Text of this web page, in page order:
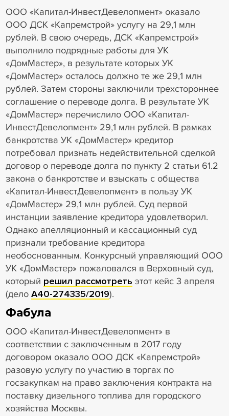
ООО «Капитал-ИнвестДевелопмент» оказало
ООО ДСК «Капремстрой» услугу на 29,1 млн
рублей. В свою очередь, ДСК «Капремстрой»
выполнило подрядные работы для УК
«ДомМастер», в результате которых УК
«ДомМастер» осталось должно те же 29,1 млн
рублей. Затем стороны заключили трехстороннее
соглашение о переводе долга. В результате УК
«ДомМастер» перечислило ООО «Капитал-
ИнвестДевелопмент» 29,1 млн рублей. В рамках
банкротства УК «ДомМастер» кредитор
потребовал признать недействительной сделкой
договор о переводе долга по пункту 2 статьи 61.2
закона о банкротстве и взыскать с общества
«Капитал-ИнвестДевелопмент» в пользу УК
«ДомМастер» 29,1 млн рублей. Суд первой
инстанции заявление кредитора удовлетворил.
Однако апелляционный и кассационный суд
признали требование кредитора
необоснованным. Конкурсный управляющий ООО
УК «ДомМастер» пожаловался в Верховный суд,
который решил рассмотреть этот кейс 3 апреля
(дело А40-274335/2019).
Фабула
ООО «Капитал-ИнвестДевелопмент» в
соответствии с заключенным в 2017 году
договором оказало ООО ДСК «Капремстрой»
разовую услугу по участию в торгах по
госзакупкам на право заключения контракта на
поставку дизельного топлива для городского
хозяйства Москвы.